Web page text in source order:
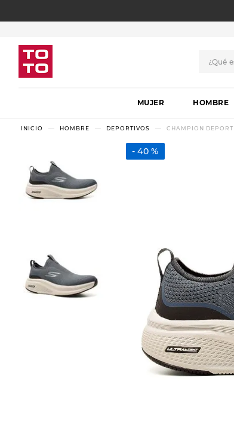
MUJER HOMBRE
HOMBRE DEPORTIVOS CHAMPION
40 %
1.
botas
skechers
3.
8.
9.
slip-ins
10. botas dama